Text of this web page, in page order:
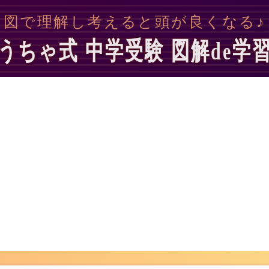
図で理解し考えると頭が良くなる♪
ちゃ式 中学受験 図解de学